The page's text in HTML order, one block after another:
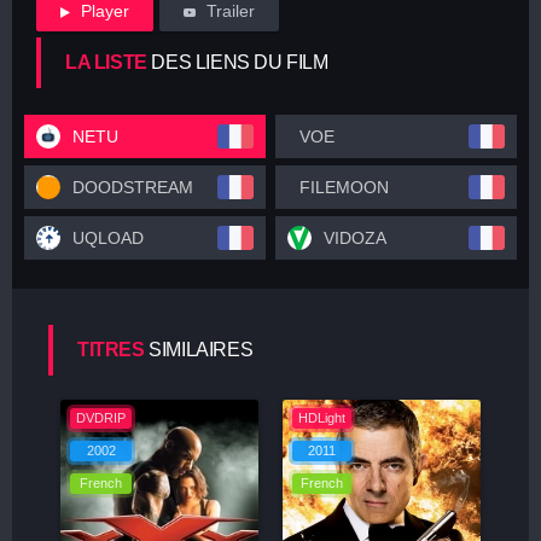
Player Trailer
LA LISTE DES LIENS DU FILM
NETU VOE
DOODSTREAM FILEMOON
UQLOAD VIDOZA
TITRES SIMILAIRES
DVDRIP
2002
French
HDLight
2011
French